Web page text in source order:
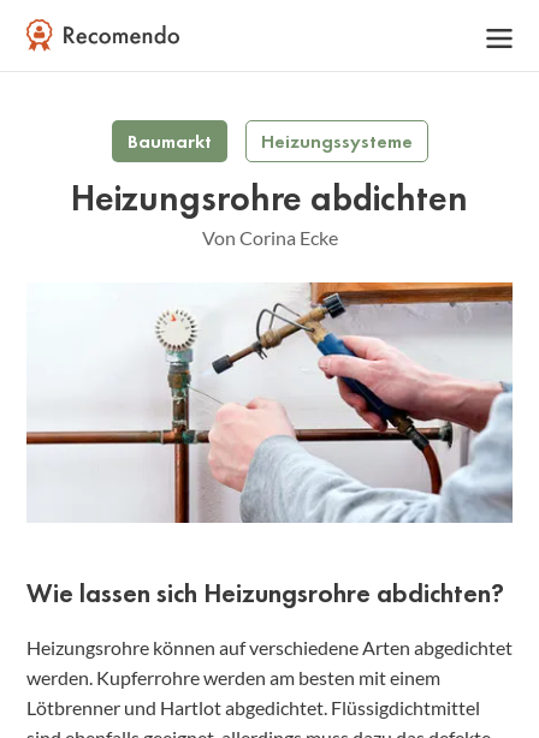
Baumarkt Heizungssysteme
Heizungsrohre abdichten
Von Corina Ecke
Wie lassen sich Heizungsrohre abdichten?
Heizungsrohre können auf verschiedene Arten abgedichtet
werden. Kupferrohre werden am besten mit einem
Lötbrenner und Hartlot abgedichtet. Flüssigdichtmittel